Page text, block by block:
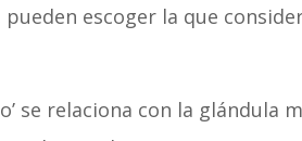
escoger la que
se relaciona con la glándula